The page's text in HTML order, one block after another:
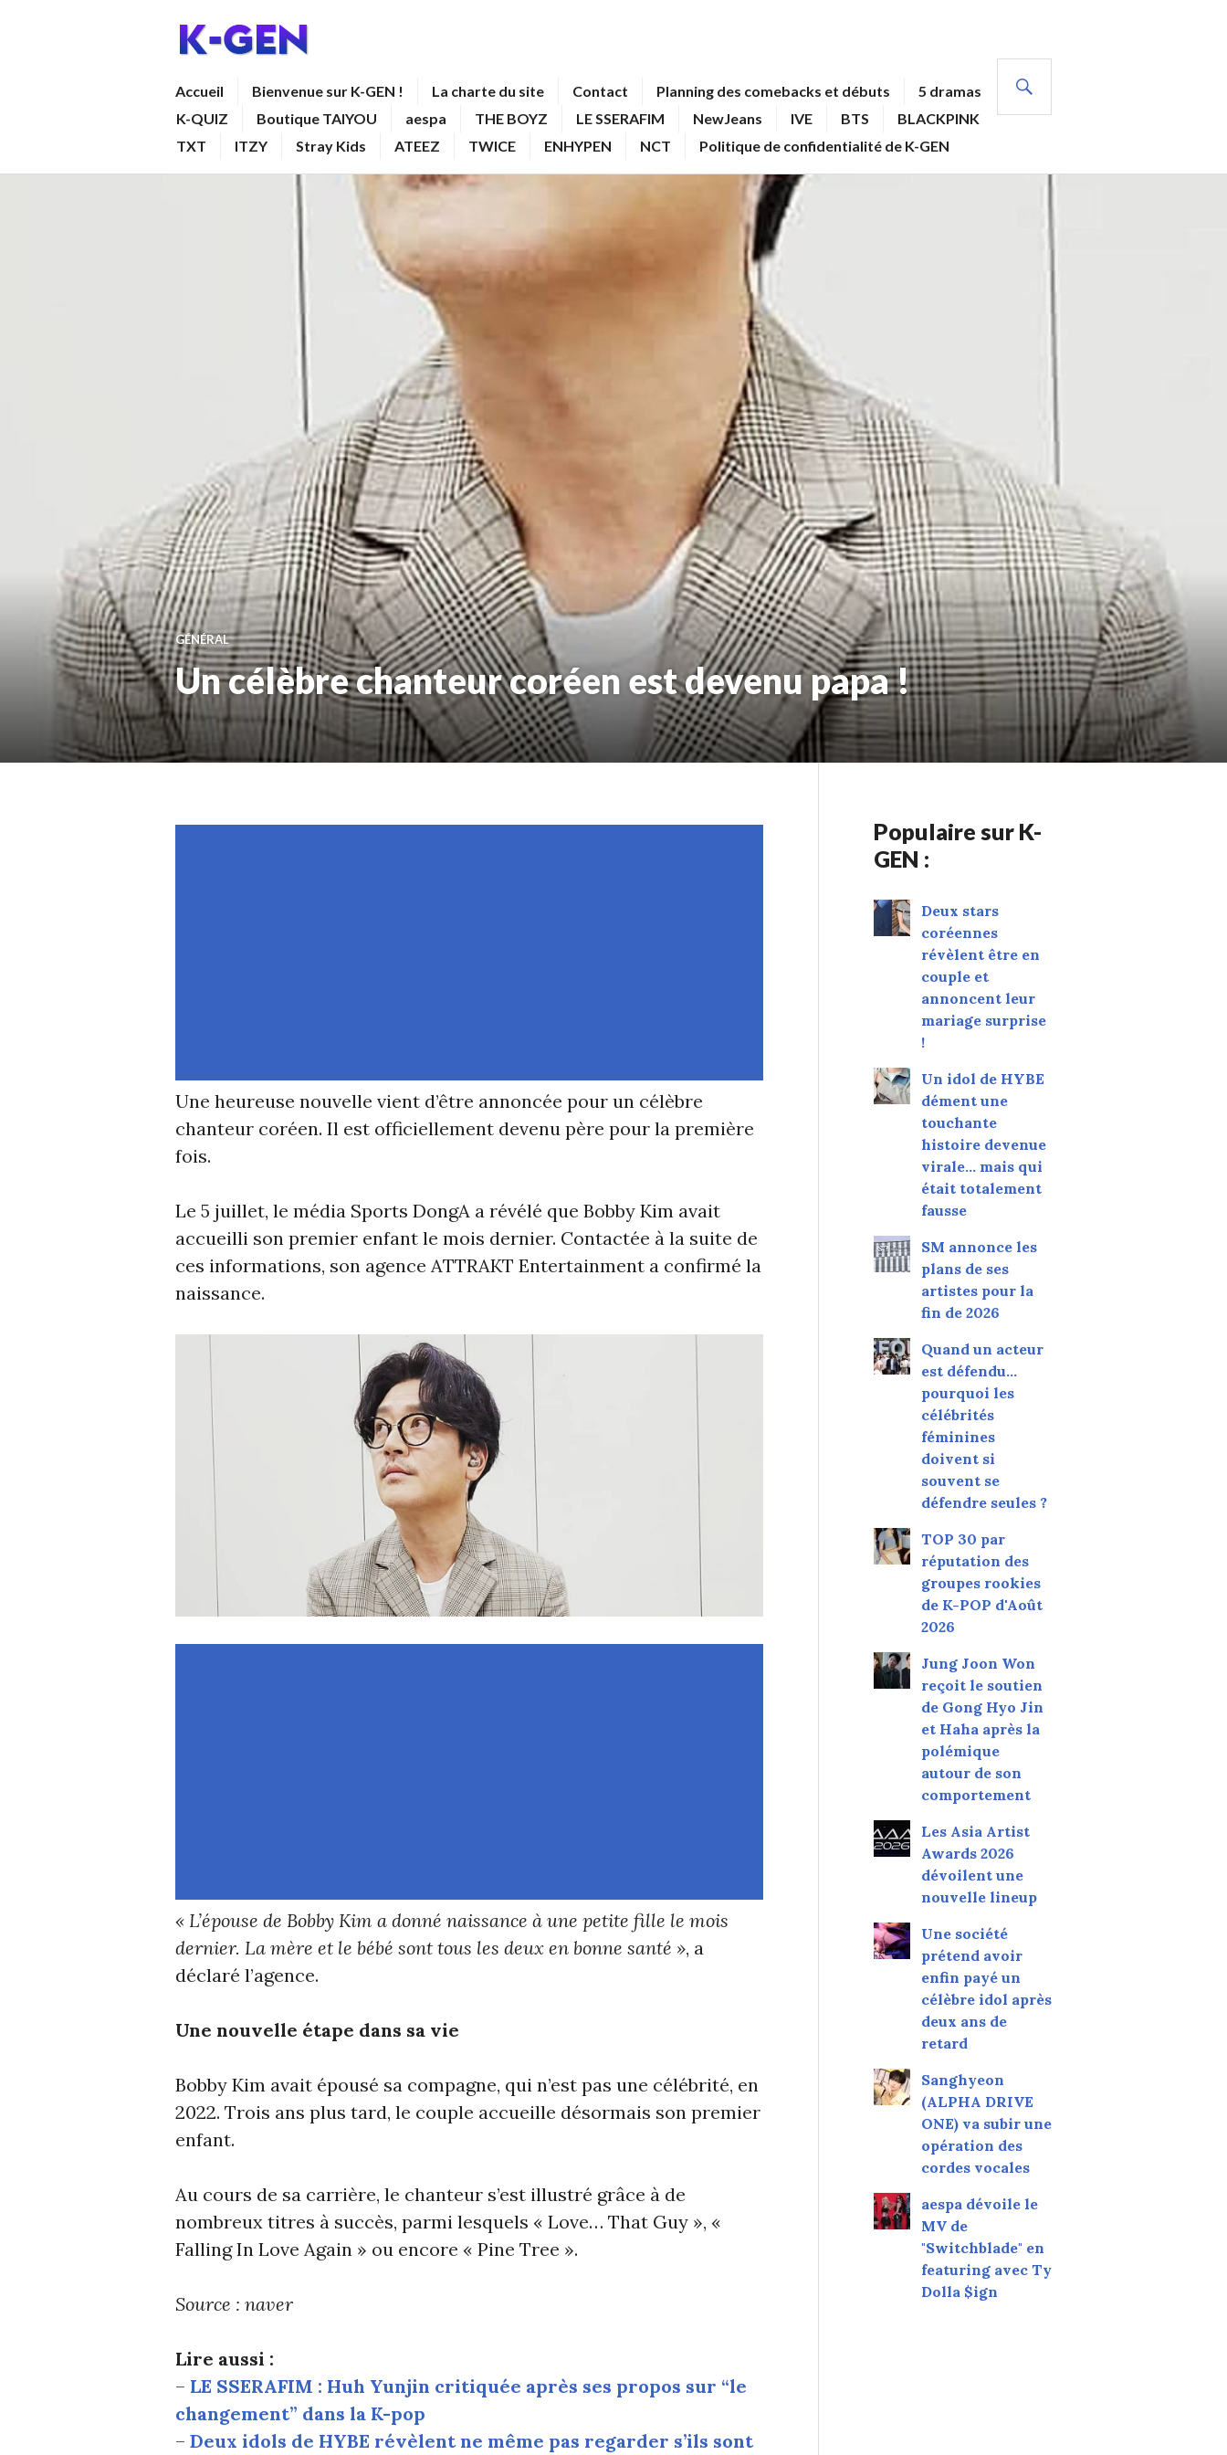
Accueil Bienvenue sur K-GEN ! La charte du site Contact Planning des comebacks et débuts
5 dramas
K-QUIZ
Boutique TAIYOU aespa THE BOYZ LE SSERAFIM NewJeans IVE BTS
BLACKPINK
TXT
ITZY Stray Kids ATEEZ TWICE ENHYPEN NCT Politique de confidentialité de K-GEN
GÉNÉRAL
Un célèbre chanteur coréen est devenu papa !
Une heureuse nouvelle vient d’être annoncée pour un célèbre
chanteur coréen. Il est officiellement devenu père pour la première
fois.
Le 5 juillet, le média Sports DongA a révélé que Bobby Kim avait
accueilli son premier enfant le mois dernier. Contactée à la suite de
ces informations, son agence ATTRAKT Entertainment a confirmé la
naissance.
« L’épouse de Bobby Kim a donné naissance à une petite fille le mois
dernier. La mère et le bébé sont tous les deux en bonne santé », a
déclaré l’agence.
Une nouvelle étape dans sa vie
Bobby Kim avait épousé sa compagne, qui n’est pas une célébrité, en
2022. Trois ans plus tard, le couple accueille désormais son premier
enfant.
Au cours de sa carrière, le chanteur s’est illustré grâce à de
nombreux titres à succès, parmi lesquels « Love… That Guy », «
Falling In Love Again » ou encore « Pine Tree ».
Source : naver
Lire aussi :
– LE SSERAFIM : Huh Yunjin critiquée après ses propos sur “le
changement” dans la K-pop
– Deux idols de HYBE révèlent ne même pas regarder s’ils sont
Populaire sur K-
GEN :
Deux stars
coréennes
révèlent être en
couple et
annoncent leur
mariage surprise
!
Un idol de HYBE
dément une
touchante
histoire devenue
virale... mais qui
était totalement
fausse
SM annonce les
plans de ses
artistes pour la
fin de 2026
Quand un acteur
est défendu…
pourquoi les
célébrités
féminines
doivent si
souvent se
défendre seules ?
TOP 30 par
réputation des
groupes rookies
de K-POP d'Août
2026
Jung Joon Won
reçoit le soutien
de Gong Hyo Jin
et Haha après la
polémique
autour de son
comportement
Les Asia Artist
Awards 2026
dévoilent une
nouvelle lineup
Une société
prétend avoir
enfin payé un
célèbre idol après
deux ans de
retard
Sanghyeon
(ALPHA DRIVE
ONE) va subir une
opération des
cordes vocales
aespa dévoile le
MV de
"Switchblade" en
featuring avec Ty
Dolla $ign